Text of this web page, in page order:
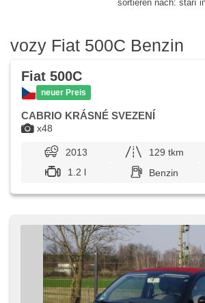
sortieren nach: stáří
vozy Fiat 500C Benzin
x48
Fiat 500C
neuer Preis
CABRIO KRÁSNÉ SVEZENÍ
2013 129 tkm
1.2 l
Benzin